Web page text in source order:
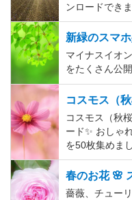
ンロードでき
新緑のスマ
マイナスイオ
をたくさん公
コスモス（
コスモス（秋
ード✨️ おしゃ
を50枚集めま
春のお花 🌸
薔薇、チュー